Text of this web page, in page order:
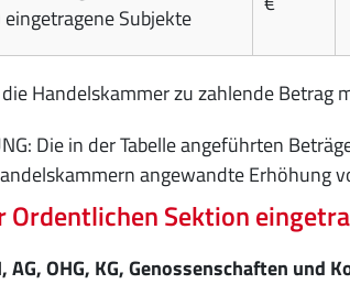
eingetragene Subjekte
Handelskammer zu zahlende Betrag
Die in der Tabelle angeführten
angewandte Erhöhung
Ordentlichen Sektion
AG, OHG, KG, Genossenschaften und